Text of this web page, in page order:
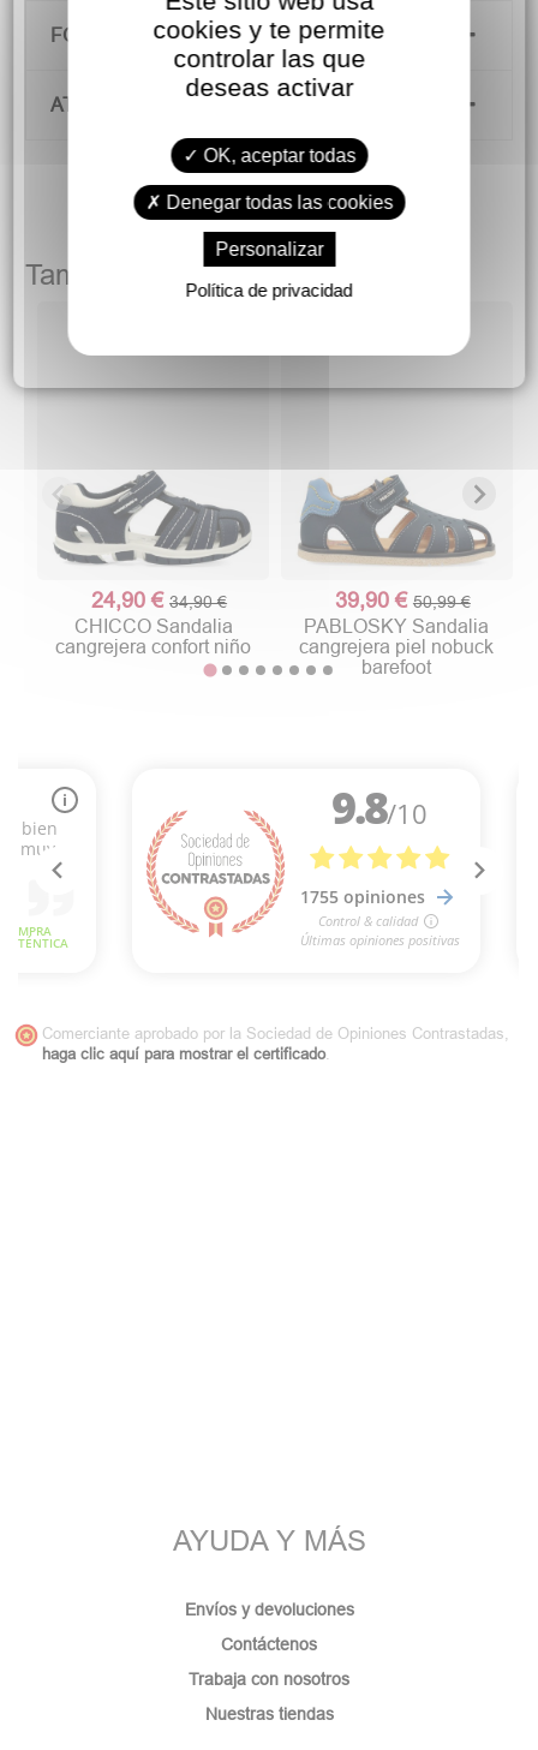
FORMAS DE PAGO
ATENCIÓN AL CLIENTE
También podría gustarte
24,90 €34,90 €
CHICCO Sandalia
cangrejera confort niño
39,90 € 50,99 €
PABLOSKY Sandalia
cangrejera piel nobuck
barefoot
Comerciante aprobado por la Sociedad de Opiniones Contrastadas,
haga clic aquí para mostrar el certificado.
AYUDA Y MÁS
Envíos y devoluciones
Contáctenos
Trabaja con nosotros
Nuestras tiendas
cookies y te permite
controlar las que
deseas activar
OK, aceptar todas
Denegar todas las cookies
Personalizar
Política de privacidad